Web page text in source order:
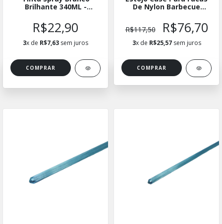
Brilhante 340ML -
R$22,90
3x de R$7,63 sem juros
De Nylon Barbecue
R$117,50
R$76,70
3x de R$25,57sem juros
COMPRAR